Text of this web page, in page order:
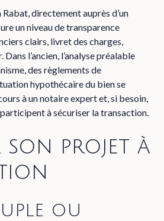
directement auprès d’un
un niveau de transparence
clairs, livret des charges,
l’ancien, l’analyse préalable
des règlements de
hypothécaire du bien se
à un notaire expert et, si besoin,
à sécuriser la transaction.
son projet à
ou